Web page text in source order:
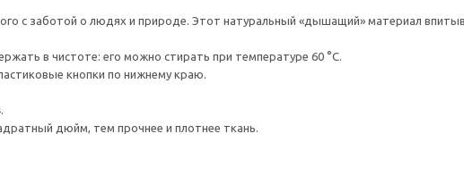
с заботой о людях и природе. Этот натуральный «дышащий» материал
в чистоте: его можно стирать при температуре 60 °C.
кнопки по нижнему краю.
дюйм, тем прочнее и плотнее ткань.